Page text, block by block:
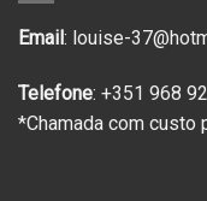
Email : louise-
Telefone: +351 968
*Chamada com custo